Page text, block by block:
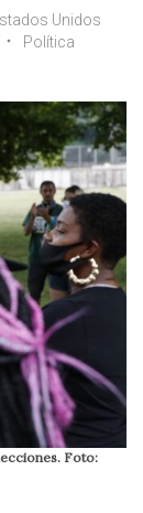
Unidos
Política
Foto: